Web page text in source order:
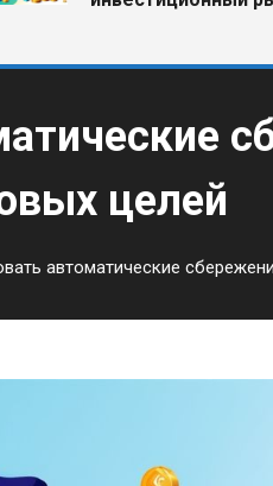
целей
автоматические